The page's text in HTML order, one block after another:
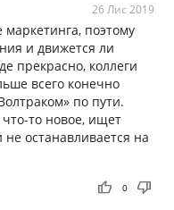
26 Лис 2019
маркетинга, поэтому
и движется ли
прекрасно, коллеги
всего конечно
по пути.
что-то новое, ищет
останавливается на
thumb_up thumb_down
0